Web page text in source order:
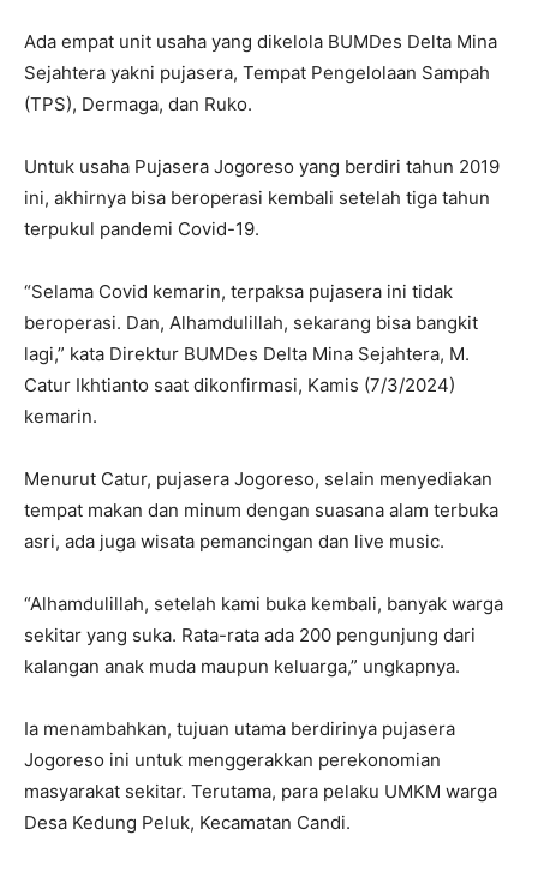
Ada empat unit usaha yang dikelola BUMDes Delta Mina
Sejahtera yakni pujasera, Tempat Pengelolaan Sampah
(TPS), Dermaga, dan Ruko.
Untuk usaha Pujasera Jogoreso yang berdiri tahun 2019
ini, akhirnya bisa beroperasi kembali setelah tiga tahun
terpukul pandemi Covid-19.
“Selama Covid kemarin, terpaksa pujasera ini tidak
beroperasi. Dan, Alhamdulillah, sekarang bisa bangkit
lagi,” kata Direktur BUMDes Delta Mina Sejahtera, M.
Catur Ikhtianto saat dikonfirmasi, Kamis (7/3/2024)
kemarin.
Menurut Catur, pujasera Jogoreso, selain menyediakan
tempat makan dan minum dengan suasana alam terbuka
asri, ada juga wisata pemancingan dan live music.
“Alhamdulillah, setelah kami buka kembali, banyak warga
sekitar yang suka. Rata-rata ada 200 pengunjung dari
kalangan anak muda maupun keluarga,” ungkapnya.
Ia menambahkan, tujuan utama berdirinya pujasera
Jogoreso ini untuk menggerakkan perekonomian
masyarakat sekitar. Terutama, para pelaku UMKM warga
Desa Kedung Peluk, Kecamatan Candi.